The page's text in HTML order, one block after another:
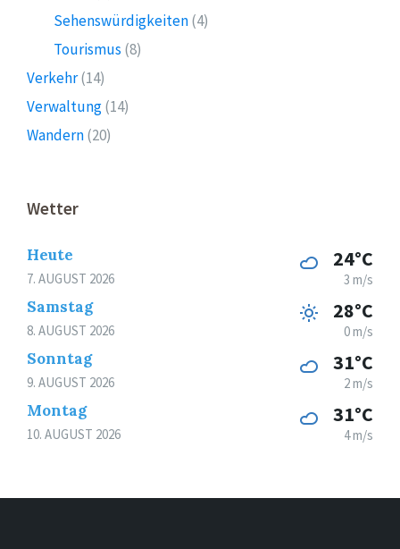
Sehenswürdigkeiten(4)
Tourismus (8)
Verkehr(14)
Verwaltung(14)
Wandern(20)
Wetter
Heute
7. AUGUST 2026
24°C
3 m/s
Samstag
8. AUGUST 2026
28°C
0 m/s
Sonntag
9. AUGUST 2026
31°C
2 m/s
Montag
10. AUGUST 2026
31°C
4 m/s